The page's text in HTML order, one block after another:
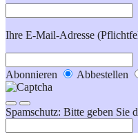
Ihre E-Mail-Adresse
Abonnieren Abbestellen
Spamschutz: Bitte geben Sie